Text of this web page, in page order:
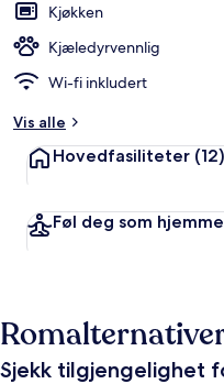
Kjøkken
Kjæledyrvennlig
Wi-fi inkludert
Vis alle
Hovedfasiliteter (12)
Føl deg som hjemme
Sjekk tilgjengelighet